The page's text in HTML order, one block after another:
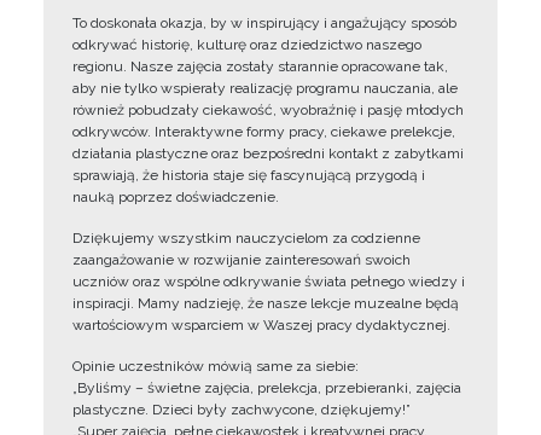
To doskonała okazja, by w inspirujący i angażujący sposób
odkrywać historię, kulturę oraz dziedzictwo naszego
regionu. Nasze zajęcia zostały starannie opracowane tak,
aby nie tylko wspierały realizację programu nauczania, ale
również pobudzały ciekawość, wyobraźnię i pasję młodych
odkrywców. Interaktywne formy pracy, ciekawe prelekcje,
działania plastyczne oraz bezpośredni kontakt z zabytkami
sprawiają, że historia staje się fascynującą przygodą i
nauką poprzez doświadczenie.
Dziękujemy wszystkim nauczycielom za codzienne
zaangażowanie w rozwijanie zainteresowań swoich
uczniów oraz wspólne odkrywanie świata pełnego wiedzy i
inspiracji. Mamy nadzieję, że nasze lekcje muzealne będą
wartościowym wsparciem w Waszej pracy dydaktycznej.
Opinie uczestników mówią same za siebie:
„Byliśmy – świetne zajęcia, prelekcja, przebieranki, zajęcia
plastyczne. Dzieci były zachwycone, dziękujemy!”
„Super zajęcia, pełne ciekawostek i kreatywnej pracy.